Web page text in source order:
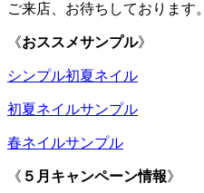
ご来店、お待ちしております。
《おススメサンプル》
シンプル初夏ネイル
初夏ネイルサンプル
春ネイルサンプル
《 ５月キャンペーン情報》